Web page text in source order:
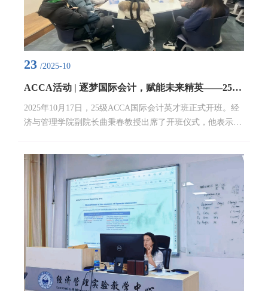
23 /2025-10
ACCA活动 | 逐梦国际会计，赋能未来精英——25级ACCA国际会计英才班正式开班
2025年10月17日，25级ACCA国际会计英才班正式开班。经
济与管理学院副院长曲秉春教授出席了开班仪式，他表示，
院将给予同学们更多的支持！班主任刘老师介绍了《25年秋
季学期持续改善调研》结果，重点针对“提高考试通过率”问
题，提出三点改善措施：（1）优化线上网课资源；（2）加
强考题讲解与考点总结（力求简单易懂）；（...